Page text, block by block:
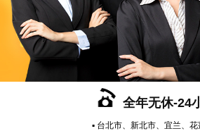
全年无休-24
▪ 台北市、新北市、宜兰、花